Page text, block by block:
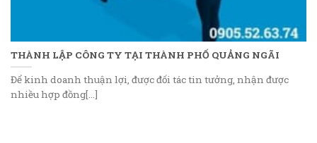
THÀNH LẬP CÔNG TY TẠI THÀNH PHỐ QUẢNG NGÃI
Để kinh doanh thuận lợi, được đối tác tin tưởng, nhận được
nhiều hợp đồng[...]